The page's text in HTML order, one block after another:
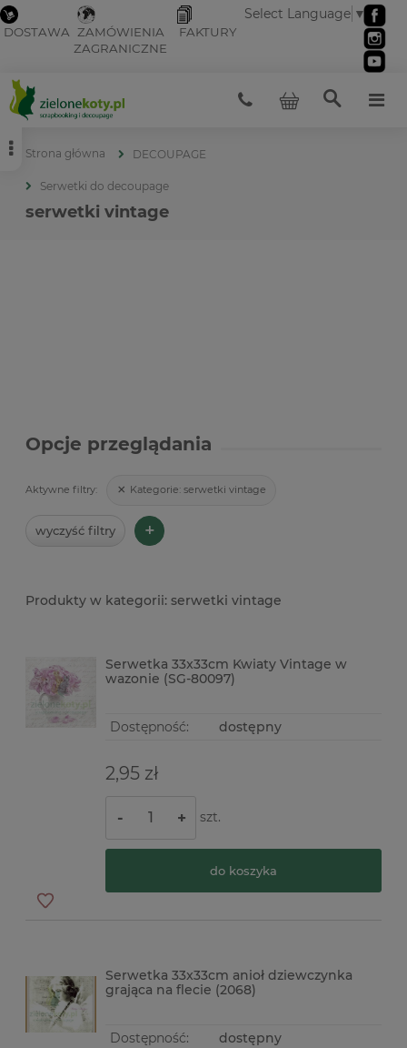
DOSTAWA ZAMÓWIENIA
ZAGRANICZNE
FAKTURY
Select Language ▼
Strona główna DECOUPAGE
Serwetki do decoupage
serwetki vintage
Opcje przeglądania
Aktywne filtry: Kategorie: serwetki vintage
wyczyść filtry +
serwetki vintage
Serwetka 33x33cm Kwiaty Vintage w
wazonie (SG-80097)
Dostępność: dostępny
2,95 zł
- + szt.
do koszyka
Serwetka 33x33cm anioł dziewczynka
grająca na flecie (2068)
Dostępność: dostępny